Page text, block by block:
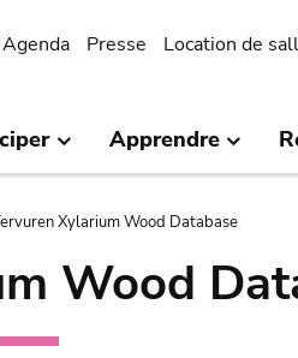
Agenda Presse Location de
Apprendre
Xylarium Wood Database
Wood